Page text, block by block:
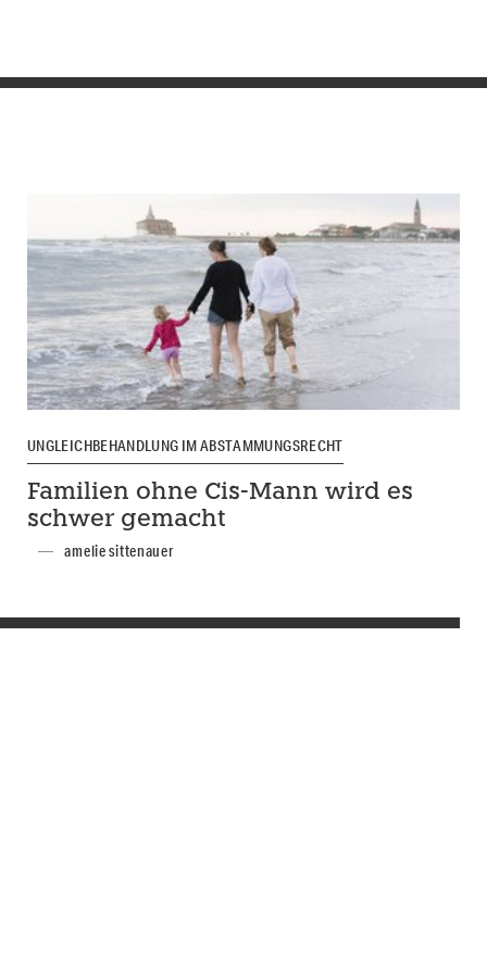
UNGLEICHBEHANDLUNG IM ABSTAMMUNGSRECHT
Familien ohne Cis-Mann wird es
schwer gemacht
amelie sittenauer